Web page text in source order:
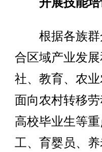
根据各族群
合区域产业发
社、教育、农
面向农村转移
高校毕业生等
工、育婴员、